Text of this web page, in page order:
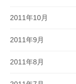
2011年10月
2011年9月
2011年8月